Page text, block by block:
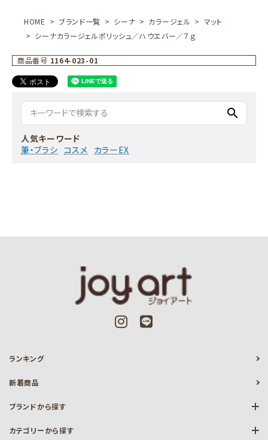
HOME ブランド一覧 シーナ カラージェル
マット
シーナカラージェルポリッシュ／ハウエバー／７ｇ
商品番号 1164-023-01
search
人気キーワード
筆・ブラシ コスメ カラーEX
ランキング
新着商品
ブランドから探す
カテゴリーから探す